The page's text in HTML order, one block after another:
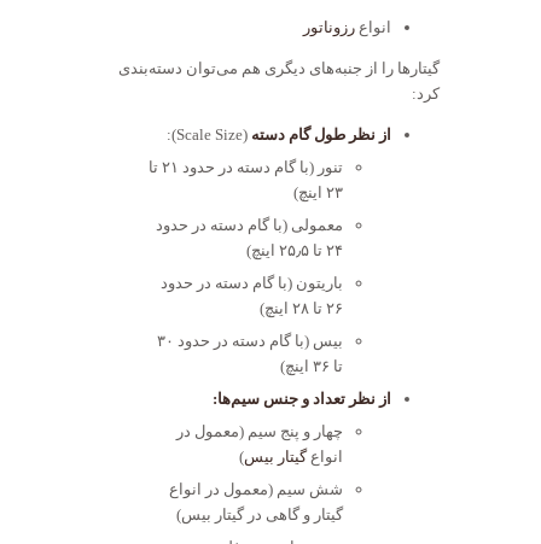
انواع رزوناتور
گیتارها را از جنبه‌های دیگری هم می‌توان دسته‌بندی
کرد:
از نظر طول گام دسته (Scale Size):
تنور (با گام دسته در حدود ۲۱ تا
۲۳ اینچ)
معمولی (با گام دسته در حدود
۲۴ تا ۲۵٫۵ اینچ)
باریتون (با گام دسته در حدود
۲۶ تا ۲۸ اینچ)
بیس (با گام دسته در حدود ۳۰
تا ۳۶ اینچ)
از نظر تعداد و جنس سیم‌ها:
چهار و پنج سیم (معمول در
انواعگیتار بیس)
شش سیم (معمول در انواع
گیتار و گاهی در گیتار بیس)